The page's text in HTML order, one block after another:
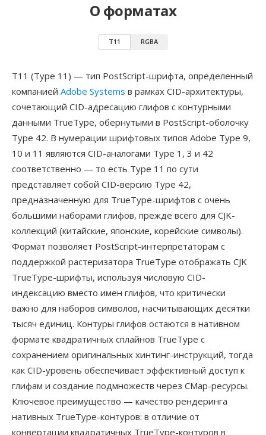
О форматах
T11 RGBA
T11 (Type 11) — тип PostScript-шрифта, определенный
компанией Adobe Systems в рамках CID-архитектуры,
сочетающий CID-адресацию глифов с контурными
данными TrueType, обернутыми в PostScript-оболочку
Type 42. В нумерации шрифтовых типов Adobe Type 9,
10 и 11 являются CID-аналогами Type 1, 3 и 42
соответственно — то есть Type 11 по сути
представляет собой CID-версию Type 42,
предназначенную для TrueType-шрифтов с очень
большими наборами глифов, прежде всего для CJK-
коллекций (китайские, японские, корейские символы).
Формат позволяет PostScript-интерпретаторам с
поддержкой растеризатора TrueType отображать CJK
TrueType-шрифты, используя числовую CID-
индексацию вместо имен глифов, что критически
важно для наборов символов, насчитывающих десятки
тысяч единиц. Контуры глифов остаются в нативном
формате квадратичных сплайнов TrueType с
сохранением оригинальных хинтинг-инструкций, тогда
как CID-уровень обеспечивает эффективный доступ к
глифам и создание подмножеств через CMap-ресурсы.
Ключевое преимущество — качество рендеринга
нативных TrueType-контуров: в отличие от
конвертации квадратичных TrueType-контуров в